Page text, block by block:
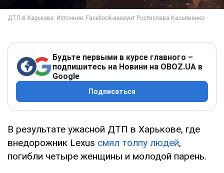
Будьте первыми в курсе главного –
подпишитесь на Новини на OBOZ.UA в
Google
Подписаться
В результате ужасной ДТП в Харькове, где
внедорожник Lexus смял толпу людей,
погибли четыре женщины и молодой парень.